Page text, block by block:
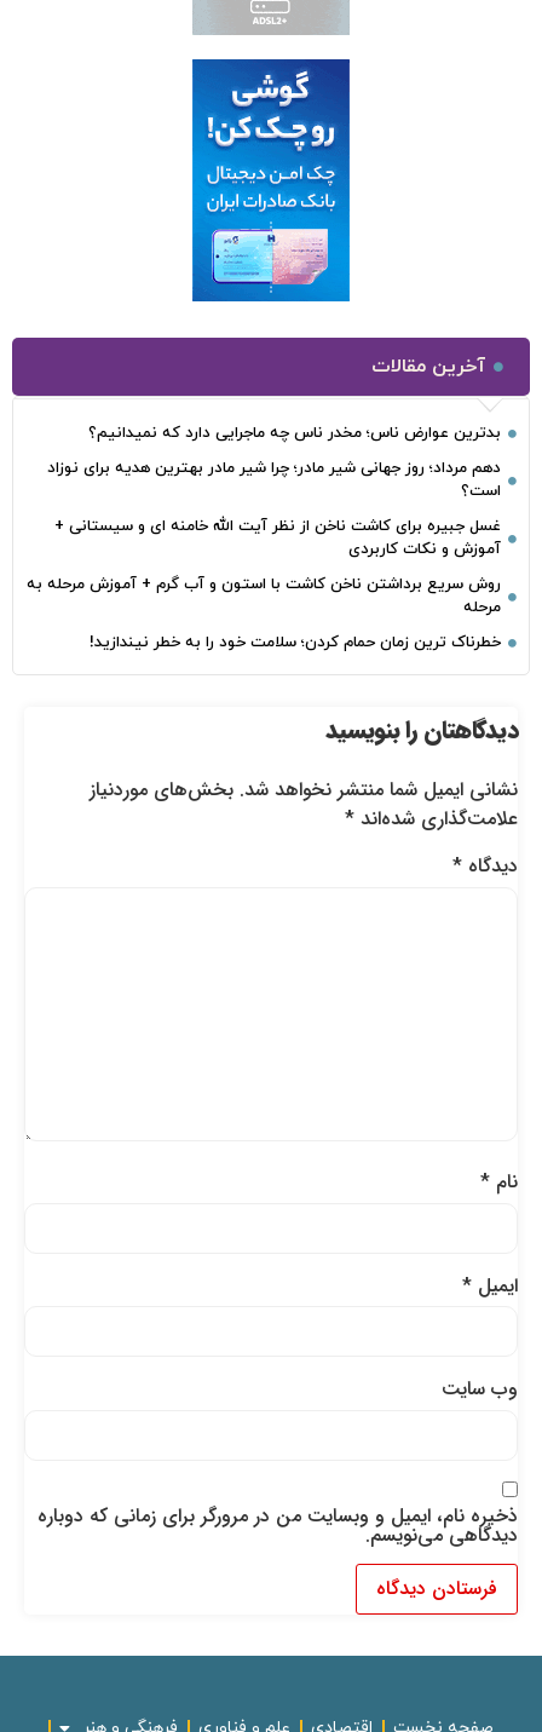
آخرین مقالات
بدترین عوارض ناس؛ مخدر ناس چه ماجرایی دارد که نمیدانیم؟
دهم مرداد؛ روز جهانی شیر مادر؛ چرا شیر مادر بهترین هدیه برای نوزاد
است؟
غسل جبیره برای کاشت ناخن از نظر آیت الله خامنه ای و سیستانی +
آموزش و نکات کاربردی
روش سریع برداشتن ناخن کاشت با استون و آب گرم + آموزش مرحله به
مرحله
خطرناک‌ ترین زمان‌ حمام کردن؛ سلامت خود را به خطر نیندازید!
دیدگاهتان را بنویسید
نشانی ایمیل شما منتشر نخواهد شد. بخش‌های موردنیاز
علامت‌گذاری شده‌اند *
دیدگاه *
نام *
ایمیل *
وب‌ سایت
ذخیره نام، ایمیل و وبسایت من در مرورگر برای زمانی که دوباره
دیدگاهی می‌نویسم.